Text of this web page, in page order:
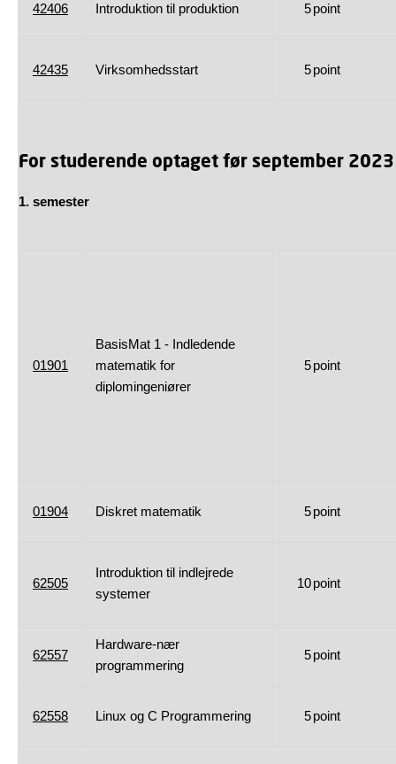
42406 Introduktion til produktion 5point
42435 Virksomhedsstart 5point
For studerende optaget før september
1. semester
01901
BasisMat 1 - Indledende
matematik for
diplomingeniører
5point
01904 Diskret matematik 5point
62505
Introduktion til indlejrede
systemer
10point
62557
Hardware-nær
programmering
5point
62558 Linux og C Programmering 5point